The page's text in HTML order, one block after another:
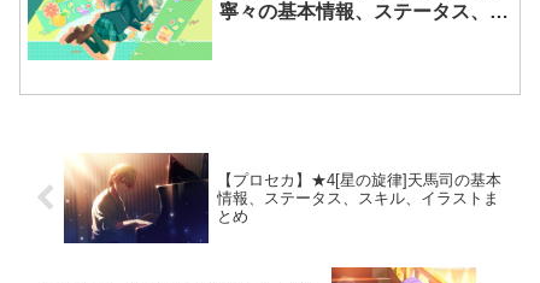
寧々の基本情報、ステータス、ス
【プロセカ】★4[星の旋律]天馬司の基本
情報、ステータス、スキル、イラストま
とめ